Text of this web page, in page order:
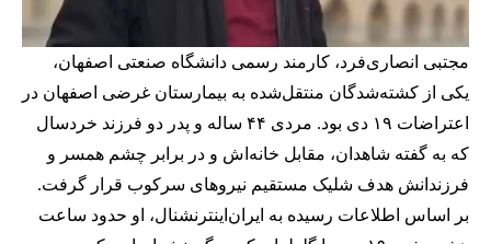
مجتبی انصاری‌فرد، کارمند رسمی دانشگاه صنعتی اصفهان،
یکی از کشته‌شدگان منتقل‌شده به بیمارستان غرضی اصفهان در
اعتراضات ۱۹ دی بود. مردی ۴۴ ساله و پدر دو فرزند خردسال
که به گفته شاهدان، مقابل خانه‌اش و در برابر چشم همسر و
فرزندانش هدف شلیک مستقیم نیروهای سرکوب قرار گرفت.
بر اساس اطلاعات رسیده به ایران‌اینترنشنال، او حدود ساعت